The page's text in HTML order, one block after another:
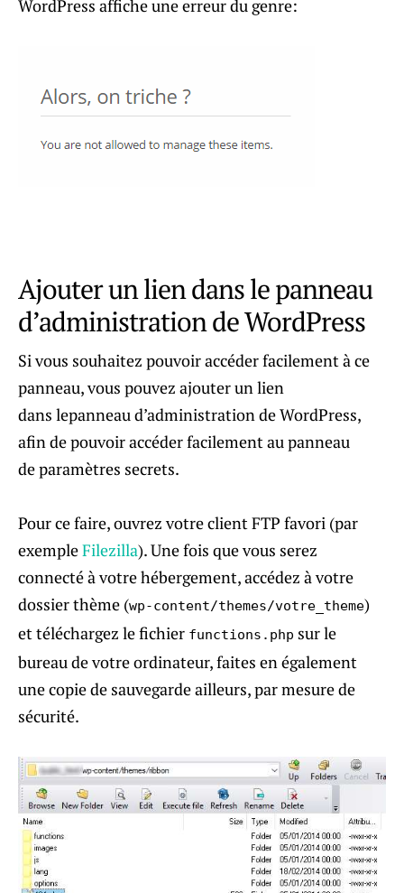
WordPress affiche une erreur du genre:
Ajouter un lien dans le panneau
d’administration de WordPress
Si vous souhaitez pouvoir accéder facilement à ce
panneau, vous pouvez ajouter un lien
dans lepanneau d’administration de WordPress,
afin de pouvoir accéder facilement au panneau
de paramètres secrets.
Pour ce faire, ouvrez votre client FTP favori (par
exempleFilezilla). Une fois que vous serez
connecté à votre hébergement, accédez à votre
dossier thème (wp-content/themes/votre_theme)
et téléchargez le fichier functions.php sur le
bureau de votre ordinateur, faites en également
une copie de sauvegarde ailleurs, par mesure de
sécurité.